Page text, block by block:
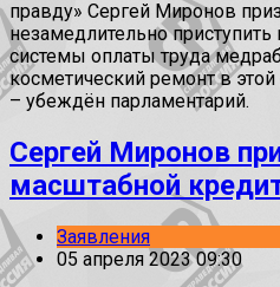
правду» Сергей Миронов
незамедлительно
системы оплаты труда
косметический ремонт в
– убеждён парламентарий.
Сергей Миронов
масштабной
Заявления
05 апреля 2023 09:30